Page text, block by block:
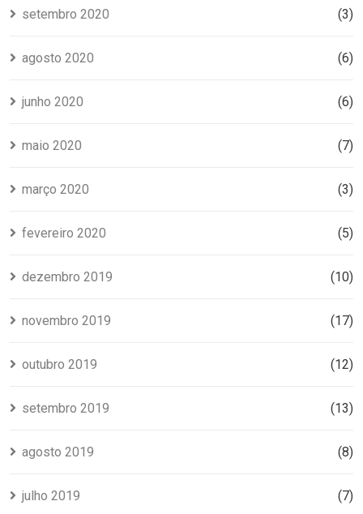
setembro 2020 (3)
agosto 2020 (6)
junho 2020 (6)
maio 2020 (7)
março 2020 (3)
fevereiro 2020 (5)
dezembro 2019 (10)
novembro 2019 (17)
outubro 2019 (12)
setembro 2019 (13)
agosto 2019 (8)
julho 2019 (7)